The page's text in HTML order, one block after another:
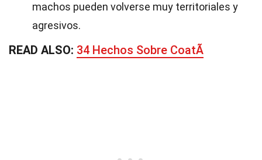
machos pueden volverse muy territoriales y
agresivos.
READ ALSO: 34 Hechos Sobre CoatÃ­